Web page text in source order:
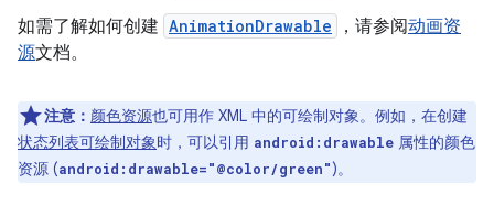
如需了解如何创建 AnimationDrawable ，请参阅动画资
源文档。
注意： 颜色资源也可用作 XML 中的可绘制对象。例如，在创建
状态列表可绘制对象时，可以引用 android:drawable 属性的颜色
资源 (android:drawable="@color/green")。